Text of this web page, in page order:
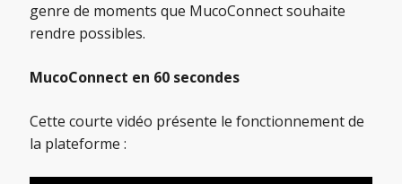
genre de moments que MucoConnect souhaite
rendre possibles.
MucoConnect en 60 secondes
Cette courte vidéo présente le fonctionnement de
la plateforme :